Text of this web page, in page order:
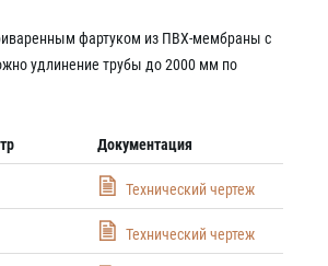
фартуком из ПВХ-мембраны с
удлинение трубы до 2000 мм по
Документация
Технический чертеж
Технический чертеж